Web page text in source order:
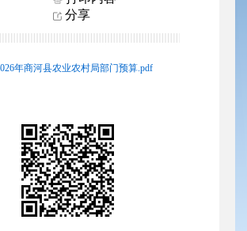
分享
年商河县农业农村局部门预算.pdf